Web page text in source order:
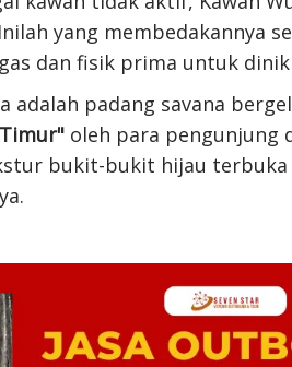
yang membedakannya
dan fisik prima untuk
adalah padang savana
oleh para pengunjung
bukit-bukit hijau